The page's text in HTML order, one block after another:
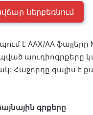
ներբեռնում
է AAX/AA
աուդիոգրքերը
Հաջորդը գալիս է
գրքերը